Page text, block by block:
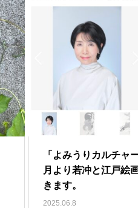
「よみうりカルチャ
月より若冲と江戸絵
きます。
2025.06.8